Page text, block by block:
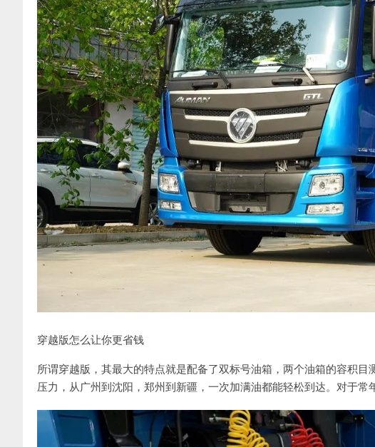
穿越版怎么让你更省钱
所谓穿越版，其最大的特点就是配备了双标号油箱，两个油箱的容积
压力，从广州到沈阳，郑州到新疆，一次加满油都能轻松到达。对于常